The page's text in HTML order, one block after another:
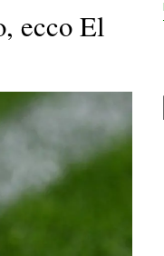
ecco El